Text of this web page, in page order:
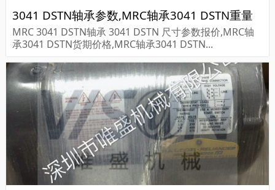
3041 DSTN轴承参数,MRC轴承3041 DSTN重量
MRC 3041 DSTN轴承 3041 DSTN 尺寸参数报价,MRC轴
承3041 DSTN货期价格,MRC轴承3041 DSTN...